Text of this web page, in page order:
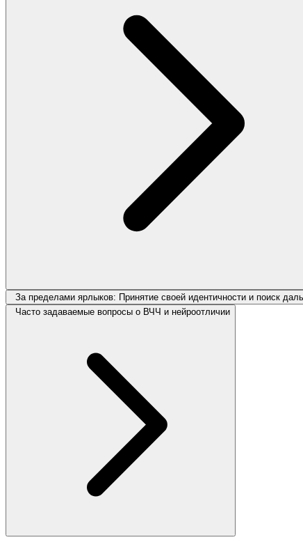
За пределами ярлыков: Принятие своей идентичности и поиск
Часто задаваемые вопросы о ВЧЧ и нейроотличии